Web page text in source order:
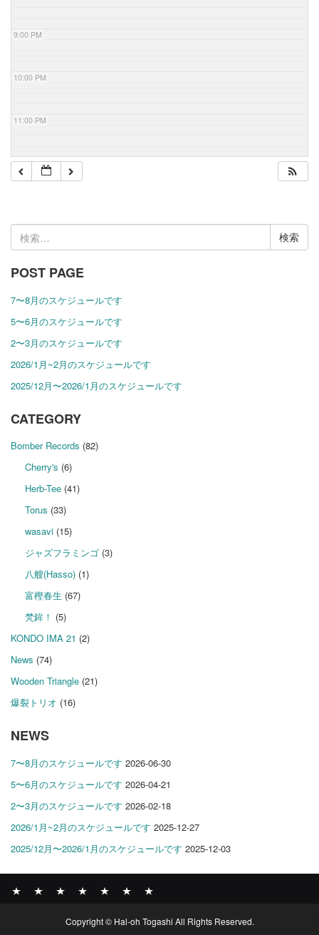
9:00 PM
10:00 PM
11:00 PM
検
索:
POST PAGE
7〜8月のスケジュールです
5〜6月のスケジュールです
2〜3月のスケジュールです
2026/1月~2月のスケジュールです
2025/12月〜2026/1月のスケジュールです
CATEGORY
Bomber Records (82)
Cherry's (6)
Herb-Tee(41)
Torus (33)
wasavi(15)
ジャズフラミンゴ(3)
八艘(Hasso)(1)
富樫春生 (67)
梵鉾！ (5)
KONDO IMA 21 (2)
News (74)
Wooden Triangle (21)
爆裂トリオ (16)
NEWS
7〜8月のスケジュールです 2026-06-30
5〜6月のスケジュールです 2026-04-21
2〜3月のスケジュールです 2026-02-18
2026/1月~2月のスケジュールです 2025-12-27
2025/12月〜2026/1月のスケジュールです 2025-12-03
RECORDS
PROFILE
Copyright © Hal-oh Togashi All Rights Reserved.